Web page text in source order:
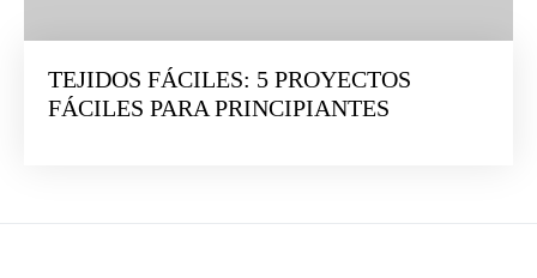
TEJIDOS FÁCILES: 5 PROYECTOS
FÁCILES PARA PRINCIPIANTES